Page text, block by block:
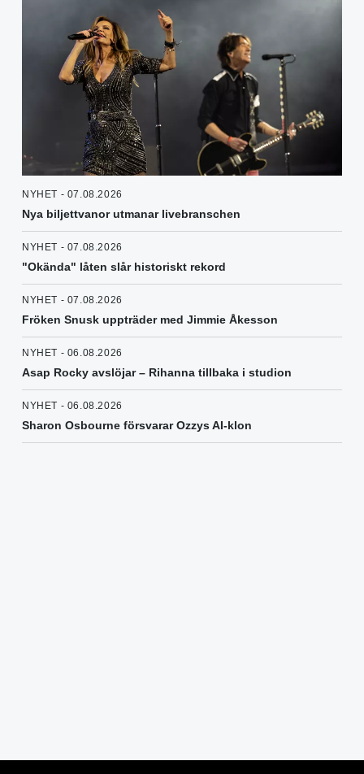
NYHET - 07.08.2026
Nya biljettvanor utmanar livebranschen
NYHET - 07.08.2026
"Okända" låten slår historiskt rekord
NYHET - 07.08.2026
Fröken Snusk uppträder med Jimmie Åkesson
NYHET - 06.08.2026
Asap Rocky avslöjar – Rihanna tillbaka i studion
NYHET - 06.08.2026
Sharon Osbourne försvarar Ozzys AI-klon